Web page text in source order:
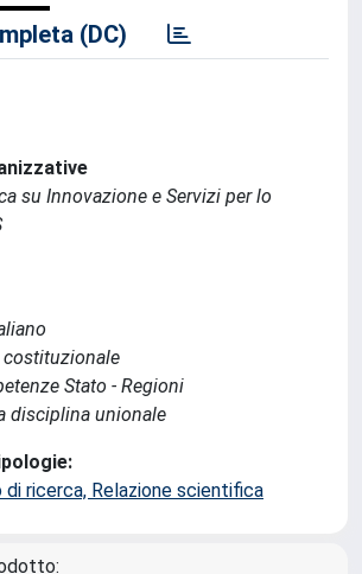
(DC)
su Innovazione e Servizi per lo
costituzionale
Stato - Regioni
disciplina unionale
di ricerca, Relazione scientifica